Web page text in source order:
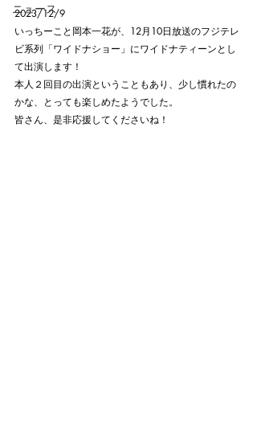
ニュース
2023/12/9
いっちーこと岡本一花が、12月10日放送のフジテレ
ビ系列「ワイドナショー」にワイドナティーンとし
て出演します！
本人２回目の出演ということもあり、少し慣れたの
かな、とっても楽しめたようでした。
皆さん、是非応援してくださいね！